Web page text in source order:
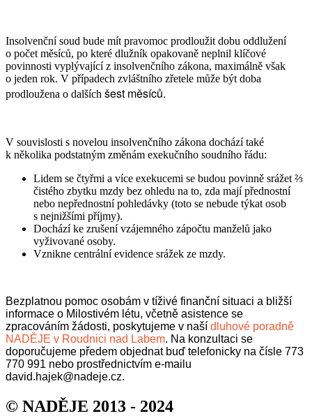
Insolvenční soud bude mít pravomoc prodloužit dobu oddlužení
o počet měsíců, po které dlužník opakovaně neplnil klíčové
povinnosti vyplývající z insolvenčního zákona, maximálně však
o jeden rok. V případech zvláštního zřetele může být doba
prodloužena o dalších šest měsíců.
V souvislosti s novelou insolvenčního zákona dochází také
k několika podstatným změnám exekučního soudního řádu:
Lidem se čtyřmi a více exekucemi se budou povinně srážet ⅔
čistého zbytku mzdy bez ohledu na to, zda mají přednostní
nebo nepřednostní pohledávky (toto se nebude týkat osob
s nejnižšími příjmy).
Dochází ke zrušení vzájemného zápočtu manželů jako
vyživované osoby.
Vznikne centrální evidence srážek ze mzdy.
Bezplatnou pomoc osobám v tíživé finanční situaci a bližší
informace o Milostivém létu, včetně asistence se
zpracováním žádosti, poskytujeme v naší dluhové poradně
NADĚJE v Roudnici nad Labem. Na konzultaci se
doporučujeme předem objednat buď telefonicky na čísle 773
770 991 nebo prostřednictvím e-mailu
david.hajek@nadeje.cz.
© NADĚJE 2013 - 2024